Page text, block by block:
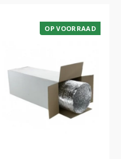
OP VOORRAAD